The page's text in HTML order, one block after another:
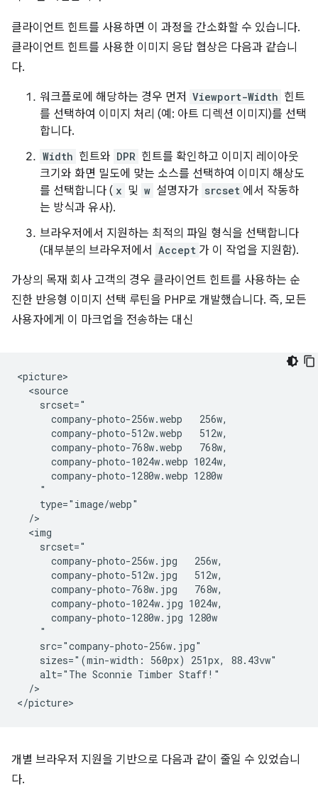
클라이언트 힌트를 사용하면 이 과정을 간소화할 수 있습니다.
클라이언트 힌트를 사용한 이미지 응답 협상은 다음과 같습니
다.
워크플로에 해당하는 경우 먼저 Viewport-Width 힌트
를 선택하여 이미지 처리 (예: 아트 디렉션 이미지)를 선택
합니다.
Width 힌트와 DPR 힌트를 확인하고 이미지 레이아웃
크기와 화면 밀도에 맞는 소스를 선택하여 이미지 해상도
를 선택합니다 ( x 및 w 설명자가 srcset 에서 작동하
는 방식과 유사).
브라우저에서 지원하는 최적의 파일 형식을 선택합니다
(대부분의 브라우저에서 Accept 가 이 작업을 지원함).
가상의 목재 회사 고객의 경우 클라이언트 힌트를 사용하는 순
진한 반응형 이미지 선택 루틴을 PHP로 개발했습니다. 즉, 모든
사용자에게 이 마크업을 전송하는 대신
<picture>
  <source
    srcset="
      company-photo-256w.webp   256w,
      company-photo-512w.webp   512w,
      company-photo-768w.webp   768w,
      company-photo-1024w.webp 1024w,
      company-photo-1280w.webp 1280w
    "
    type="image/webp"
  />
  <img
    srcset="
      company-photo-256w.jpg   256w,
      company-photo-512w.jpg   512w,
      company-photo-768w.jpg   768w,
      company-photo-1024w.jpg 1024w,
      company-photo-1280w.jpg 1280w
    "
    src="company-photo-256w.jpg"
    sizes="(min-width: 560px) 251px, 88.43vw"
    alt="The Sconnie Timber Staff!"
  />
개별 브라우저 지원을 기반으로 다음과 같이 줄일 수 있었습니
다.